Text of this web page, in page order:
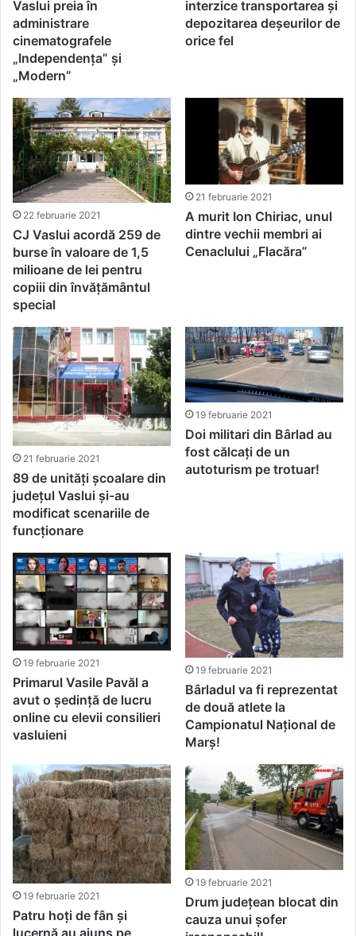
Vaslui preia în
administrare
cinematografele
„Independența” și
„Modern”
interzice transportarea și
depozitarea deșeurilor de
orice fel
22 februarie 2021
CJ Vaslui acordă 259 de
burse în valoare de 1,5
milioane de lei pentru
copiii din învățământul
special
21 februarie 2021
A murit Ion Chiriac, unul
dintre vechii membri ai
Cenaclului „Flacăra”
21 februarie 2021
89 de unități școalare din
județul Vaslui și-au
modificat scenariile de
funcționare
19 februarie 2021
Doi militari din Bârlad au
fost călcați de un
autoturism pe trotuar!
19 februarie 2021
Primarul Vasile Pavăl a
avut o ședință de lucru
online cu elevii consilieri
vasluieni
19 februarie 2021
Bârladul va fi reprezentat
de două atlete la
Campionatul Național de
Marș!
19 februarie 2021
Patru hoți de fân și
lucernă au ajuns pe
19 februarie 2021
Drum județean blocat din
cauza unui șofer